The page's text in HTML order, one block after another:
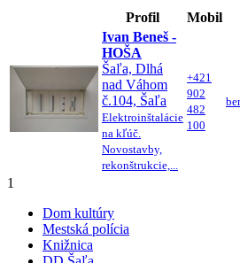
Profil Mobil
Ivan Beneš -
HOŠA
Šaľa, Dlhá
nad Váhom
č.104, Šaľa
Elektroinštalácie
na kľúč.
Novostavby,
rekonštrukcie,...
+421
902
482
100
1
Dom kultúry
Mestská polícia
Knižnica